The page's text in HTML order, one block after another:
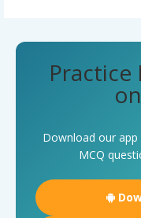
Download our
MCQ